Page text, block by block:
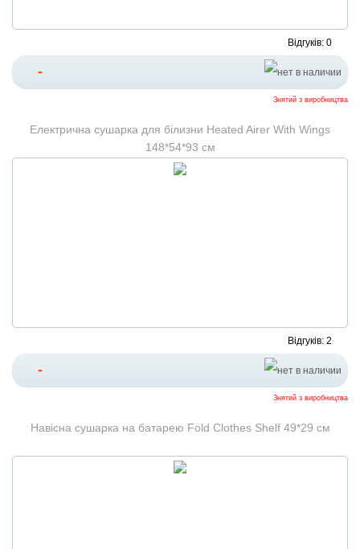
Відгуків: 0
-
Знятий з виробництва
Електрична сушарка для білизни Heated Airer With Wings
148*54*93 см
Відгуків: 2
-
Знятий з виробництва
Навісна сушарка на батарею Fold Clothes Shelf 49*29 см